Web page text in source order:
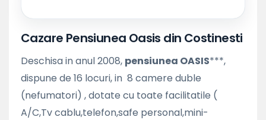
Cazare Pensiunea Oasis din Costinesti
Deschisa in anul 2008, pensiunea OASIS***,
dispune de 16 locuri, in 8 camere duble
(nefumatori) , dotate cu toate facilitatile (
A/C,Tv cablu,telefon,safe personal,mini-